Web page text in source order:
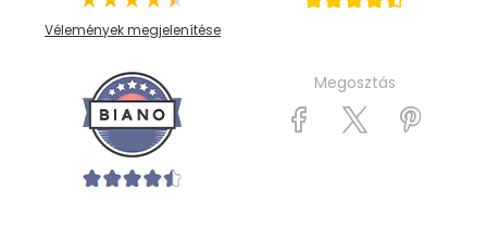
Vélemények megjelenítése
Megosztás